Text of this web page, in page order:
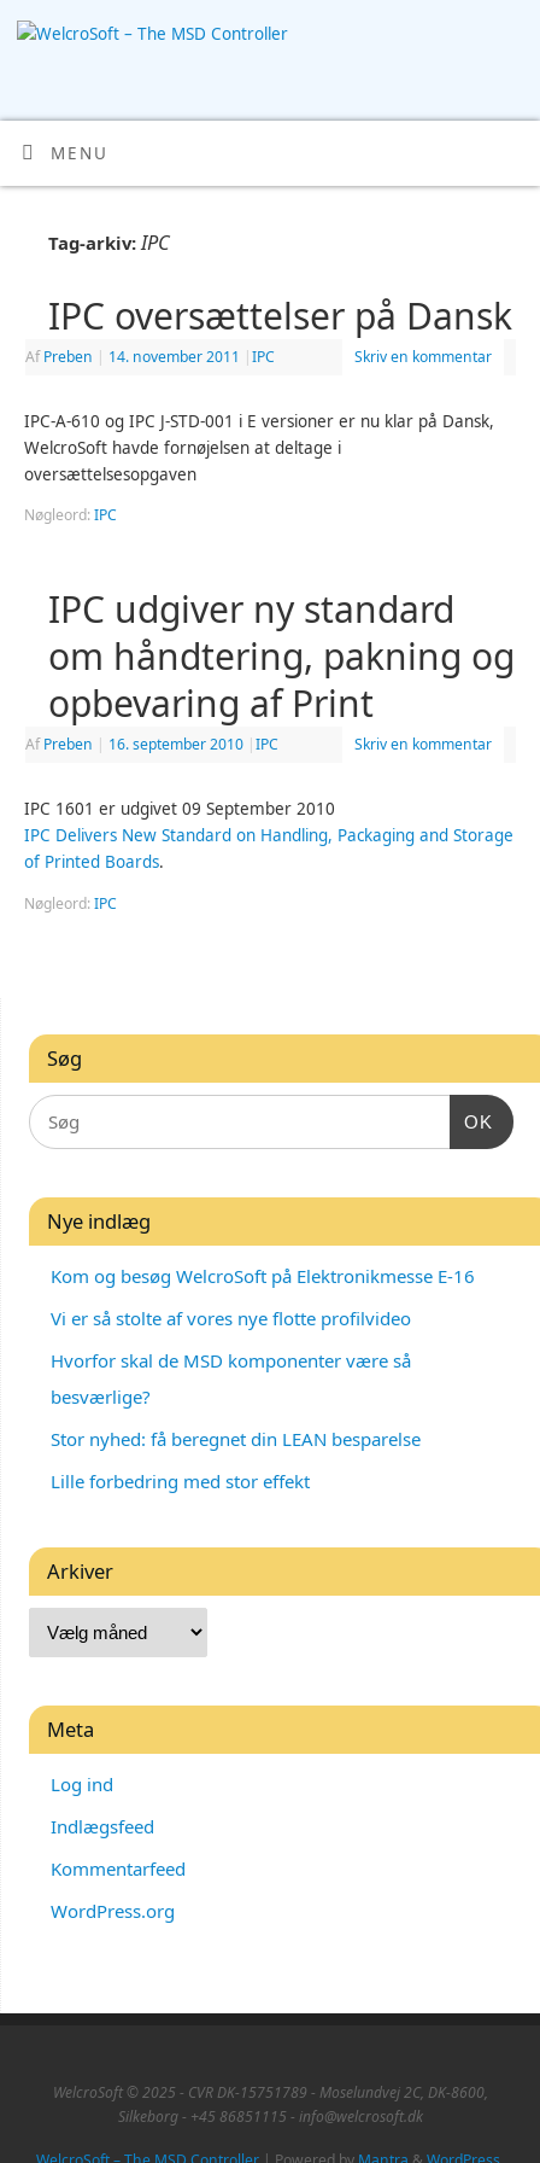
MENU
Tag-arkiv: IPC
IPC oversættelser på Dansk
AfPreben | 14. november 2011 |IPC Skriv en kommentar
IPC-A-610 og IPC J-STD-001 i E versioner er nu klar på Dansk,
WelcroSoft havde fornøjelsen at deltage i
oversættelsesopgaven
Nøgleord:IPC
IPC udgiver ny standard
om håndtering, pakning og
opbevaring af Print
AfPreben | 16. september 2010 |IPC Skriv en kommentar
IPC 1601 er udgivet 09 September 2010
IPC Delivers New Standard on Handling, Packaging and Storage
of Printed Boards.
Nøgleord:IPC
Søg
OK
Nye indlæg
Kom og besøg WelcroSoft på Elektronikmesse E-16
Vi er så stolte af vores nye flotte profilvideo
Hvorfor skal de MSD komponenter være så
besværlige?
Stor nyhed: få beregnet din LEAN besparelse
Lille forbedring med stor effekt
Arkiver
Meta
Log ind
Indlægsfeed
Kommentarfeed
WordPress.org
WelcroSoft © 2025 - CVR DK-15751789 - Moselundvej 2C, DK-8600,
Silkeborg - +45 86851115 - info@welcrosoft.dk